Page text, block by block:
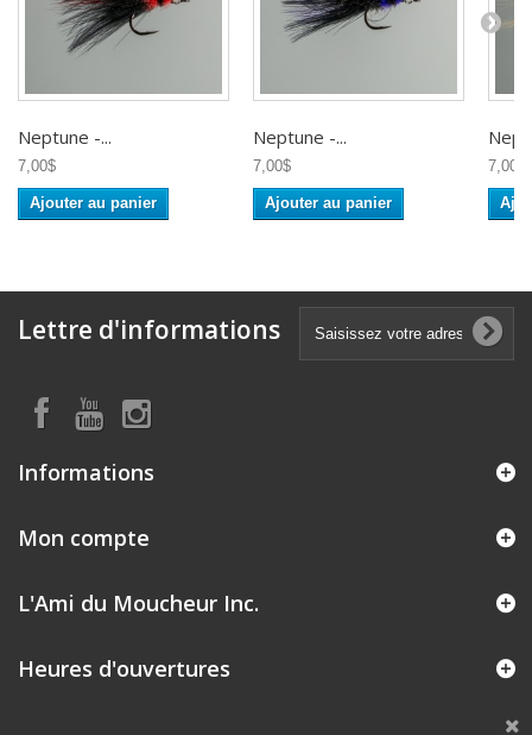
Neptune -...
7,00$
Ajouter au panier
Neptune -...
7,00$
Ajouter au panier
7,00$
Lettre d'informations
Informations
Mon compte
L'Ami du Moucheur Inc.
Heures d'ouvertures